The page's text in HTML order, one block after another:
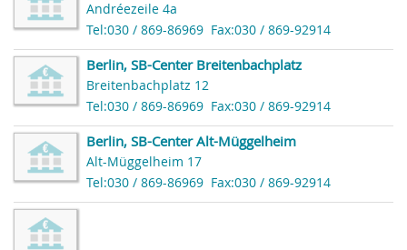
Andréezeile 4a
Tel:030 / 869-86969 Fax:030 / 869-92914
Berlin, SB-Center Breitenbachplatz
Breitenbachplatz 12
Tel:030 / 869-86969 Fax:030 / 869-92914
Berlin, SB-Center Alt-Müggelheim
Alt-Müggelheim 17
Tel:030 / 869-86969 Fax:030 / 869-92914